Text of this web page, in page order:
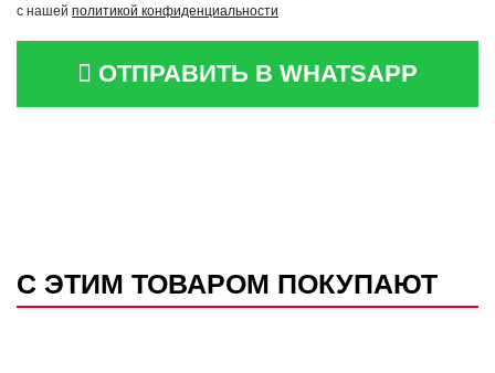
с нашей политикой конфиденциальности
ОТПРАВИТЬ В WHATSAPP
С ЭТИМ ТОВАРОМ ПОКУПАЮТ